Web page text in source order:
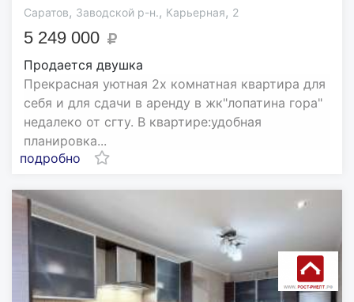
Саратов, Заводской р-н., Карьерная, 2
5 249 000
Продается двушка
Прекрасная уютная 2х комнатная квартира для
себя и для сдачи в аренду в жк"лопатина гора"
недалеко от сгту. В квартире:удобная
планировка...
подробно